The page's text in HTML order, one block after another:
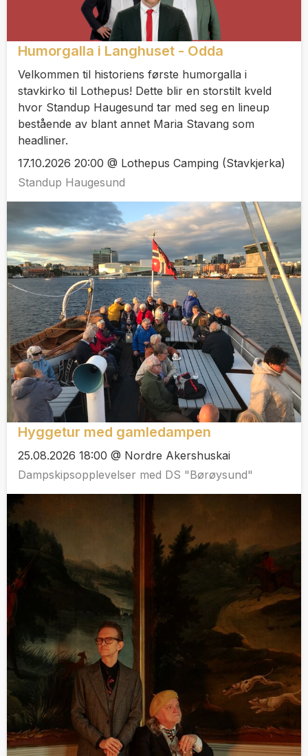
Humorgalla i Langhuset - Odda
Velkommen til historiens første humorgalla i
stavkirko til Lothepus! Dette blir en storstilt kveld
hvor Standup Haugesund tar med seg en lineup
bestående av blant annet Maria Stavang som
headliner.
17.10.2026 20:00 @ Lothepus Camping (Stavkjerka)
Standup Haugesund
Hyggetur med gamledampen
25.08.2026 18:00 @ Nordre Akershuskai
Dampskipsopplevelser med DS "Børøysund"